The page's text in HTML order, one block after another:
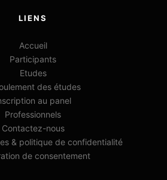
LIENS
Accueil
Participants
Etudes
des études
au panel
Professionnels
Contactez-nous
& politique de confidentialité
de consentement